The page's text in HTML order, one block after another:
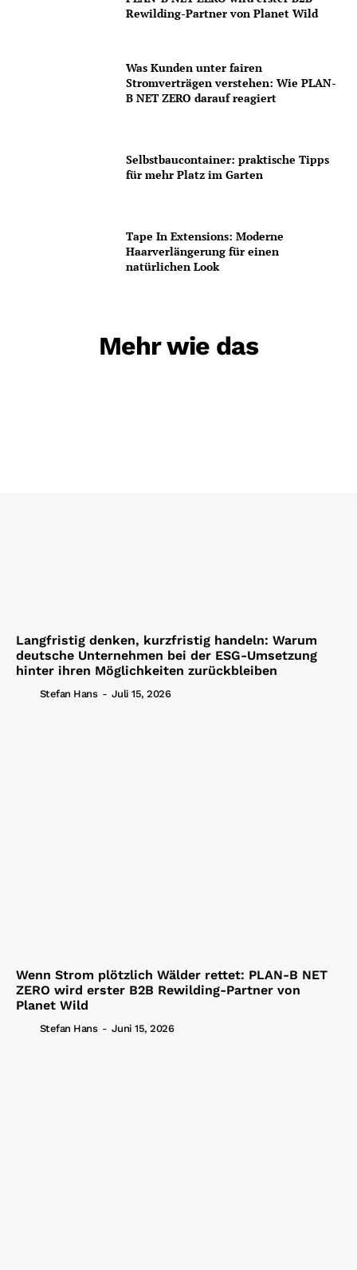
Rewilding-Partner von Planet Wild
Was Kunden unter fairen
Stromverträgen verstehen: Wie PLAN-
B NET ZERO darauf reagiert
Selbstbaucontainer: praktische Tipps
für mehr Platz im Garten
Tape In Extensions: Moderne
Haarverlängerung für einen
natürlichen Look
Mehr wie das
Langfristig denken, kurzfristig handeln: Warum
deutsche Unternehmen bei der ESG-Umsetzung
hinter ihren Möglichkeiten zurückbleiben
Stefan Hans - Juli 15, 2026
Wenn Strom plötzlich Wälder rettet: PLAN-B NET
ZERO wird erster B2B Rewilding-Partner von
Planet Wild
Stefan Hans - Juni 15, 2026